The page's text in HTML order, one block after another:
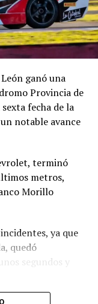
ganó una
Provincia de
fecha de la
notable avance
terminó
metros,
Morillo
ya que
quedó
segundos y